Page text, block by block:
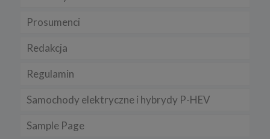
Prosumenci
Redakcja
Regulamin
Samochody elektryczne i hybrydy P-HEV
Sample Page